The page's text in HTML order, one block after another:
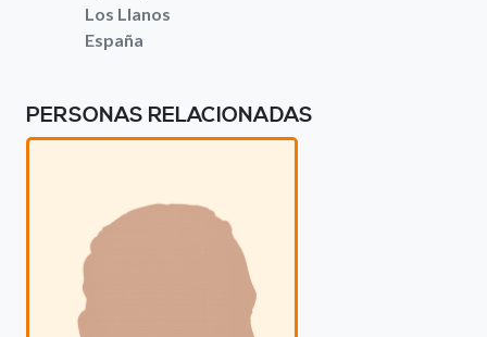
Los Llanos
España
PERSONAS RELACIONADAS